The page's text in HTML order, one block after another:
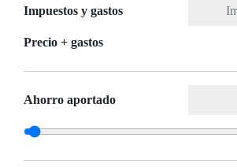
Impuestos y gastos
Precio + gastos
Ahorro aportado